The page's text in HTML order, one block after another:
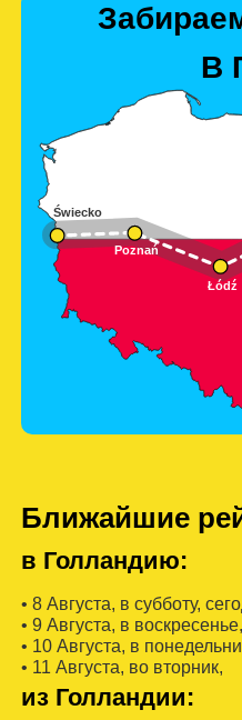
В
Ближайшие
в Голландию:
• 8 Августa, в субботу,
• 9 Августa, в
• 10 Августa, в
• 11 Августa, во вторник,
из Голландии: